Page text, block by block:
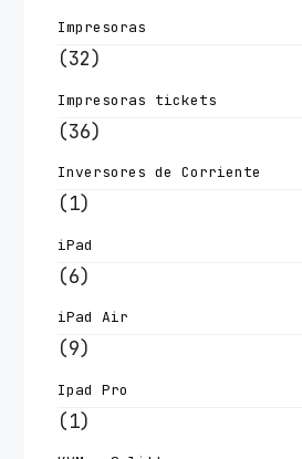
Impresoras
(32)
Impresoras tickets
(36)
Inversores de Corriente
(1)
iPad
(6)
iPad Air
(9)
Ipad Pro
(1)